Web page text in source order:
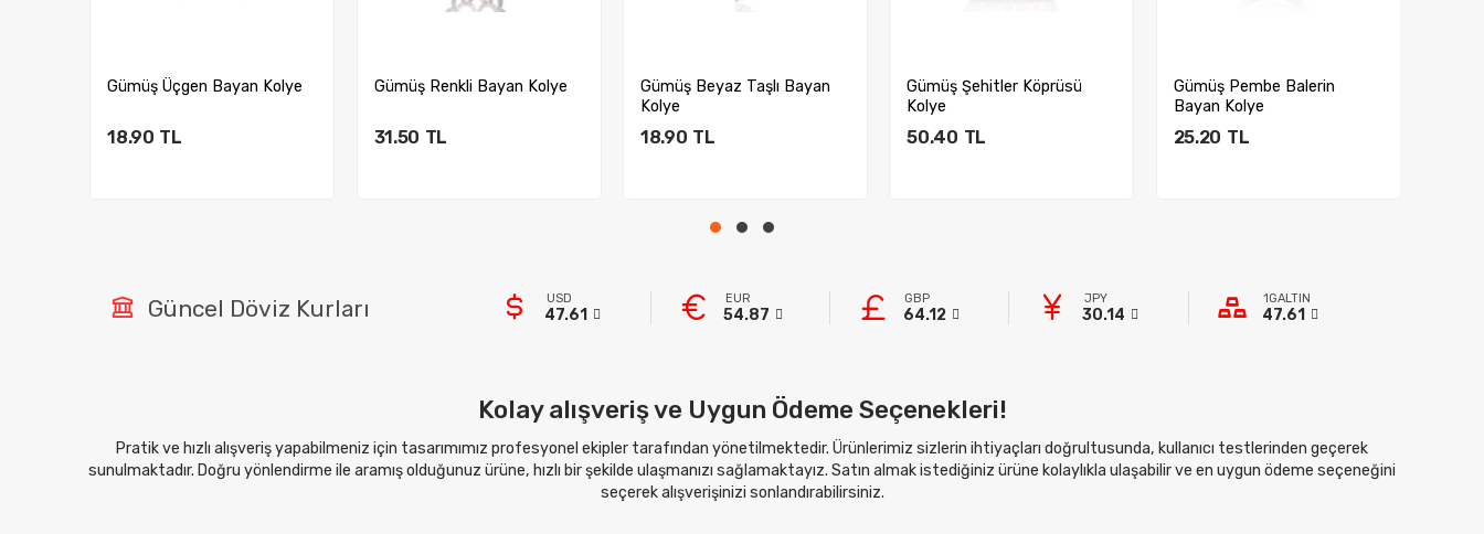
Gümüş Renkli Bayan Kolye
31.50 TL
Gümüş Beyaz Taşlı Bayan
18.90 TL
Gümüş Şehitler Köprüsü
Kolye
50.40 TL
Gümüş Pembe Balerin
Bayan Kolye
25.20 TL
Gümüş Mavi Balerin Bayan
Kolye
25.20 TL
Güncel Döviz Kurları USD
47.61
EUR
54.87
GBP
64.12
JPY
30.14
1GALTIN
47.61
Kolay alışveriş ve Uygun Ödeme Seçenekleri!
Pratik ve hızlı alışveriş yapabilmeniz için tasarımımız profesyonel ekipler tarafından yönetilmektedir. Ürünlerimiz sizlerin ihtiyaçları doğrultusunda, kullanıcı testlerinden geçerek
sunulmaktadır. Doğru yönlendirme ile aramış olduğunuz ürüne, hızlı bir şekilde ulaşmanızı sağlamaktayız. Satın almak istediğiniz ürüne kolaylıkla ulaşabilir ve en uygun ödeme seçeneğini
seçerek alışverişinizi sonlandırabilirsiniz.